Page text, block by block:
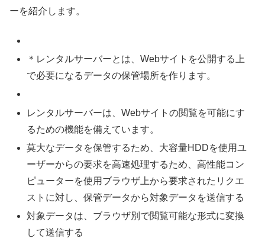
ーを紹介します。
＊レンタルサーバーとは、Webサイトを公開する上
で必要になるデータの保管場所を作ります。
レンタルサーバーは、Webサイトの閲覧を可能にす
るための機能を備えています。
莫大なデータを保管するため、大容量HDDを使用ユ
ーザーからの要求を高速処理するため、高性能コン
ピューターを使用ブラウザ上から要求されたリクエ
ストに対し、保管データから対象データを送信する
対象データは、ブラウザ別で閲覧可能な形式に変換
して送信する